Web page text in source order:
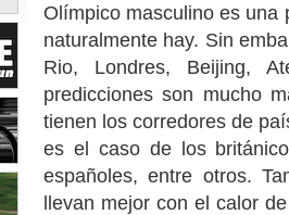
Olímpico masculino es una
naturalmente hay. Sin
Rio, Londres, Beijing,
predicciones son mucho
tienen los corredores de
es el caso de los
españoles, entre otros.
llevan mejor con el calor